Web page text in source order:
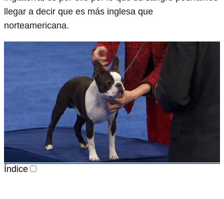
llegar a decir que es más inglesa que
norteamericana.
Índice